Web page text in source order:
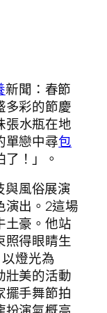
新聞：春節
多彩的節慶
張水瓶在地
單戀中尋包
！」。
與風俗展演
演出。2這場
土豪。他站
照得眼睛生
燈光為
壯美的活動
擺手舞節拍